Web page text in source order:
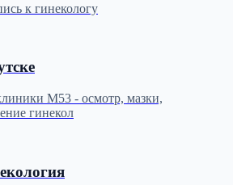
к гинекологу
М53 - осмотр, мазки,
гинекол